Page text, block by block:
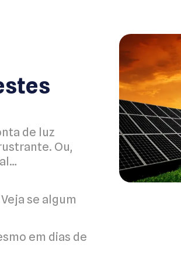
de luz
Ou,
se algum
em dias de